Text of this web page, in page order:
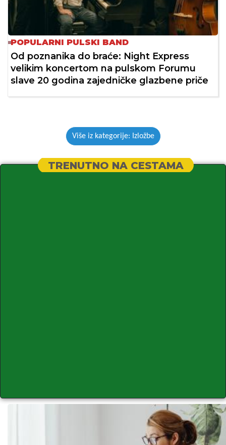
POPULARNI PULSKI BAND
Od poznanika do braće: Night Express
velikim koncertom na pulskom Forumu
slave 20 godina zajedničke glazbene priče
Više iz kategorije: Izložbe
TRENUTNO NA CESTAMA